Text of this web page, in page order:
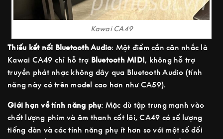
Kawai CA49
Thiếu kết nối Bluetooth Audio: Một điểm cần cân nhắc là
Kawai CA49 chỉ hỗ trợ Bluetooth MIDI, không hỗ trợ
truyền phát nhạc không dây qua Bluetooth Audio (tính
năng này có trên model cao hơn như CA59).
Giới hạn về tính năng phụ: Mặc dù tập trung mạnh vào
chất lượng phím và âm thanh cốt lõi, CA49 có số lượng
tiếng đàn và các tính năng phụ ít hơn so với một số đối